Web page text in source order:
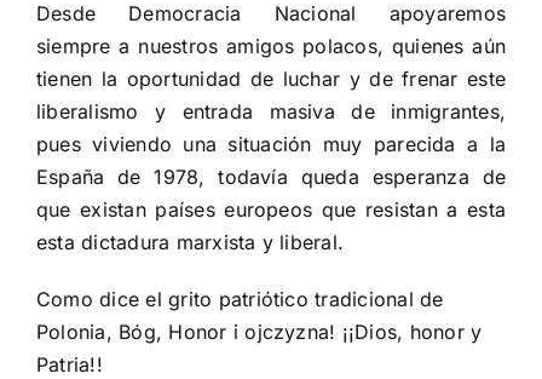
Desde Democracia Nacional apoyaremos
siempre a nuestros amigos polacos, quienes aún
tienen la oportunidad de luchar y de frenar este
liberalismo y entrada masiva de inmigrantes,
pues viviendo una situación muy parecida a la
España de 1978, todavía queda esperanza de
que existan países europeos que resistan a esta
esta dictadura marxista y liberal.
Como dice el grito patriótico tradicional de
Polonia, Bóg, Honor i ojczyzna! ¡¡Dios, honor y
Patria!!